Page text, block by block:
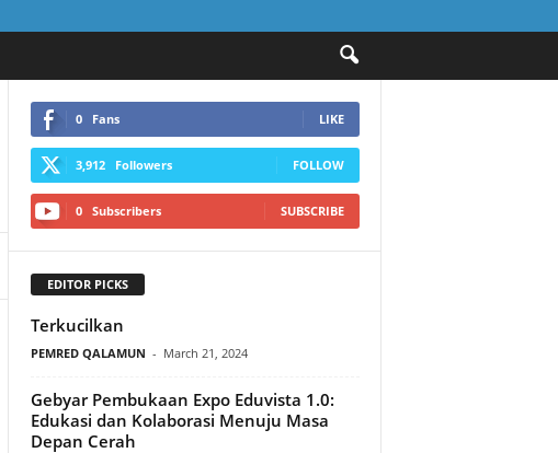
0 Fans LIKE
3,912 Followers FOLLOW
0 Subscribers SUBSCRIBE
EDITOR PICKS
Terkucilkan
PEMRED QALAMUN - March 21, 2024
Gebyar Pembukaan Expo Eduvista 1.0:
Edukasi dan Kolaborasi Menuju Masa
Depan Cerah